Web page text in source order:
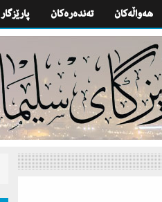
پارێزگار تەندەرەكان هه‌واڵه‌كان